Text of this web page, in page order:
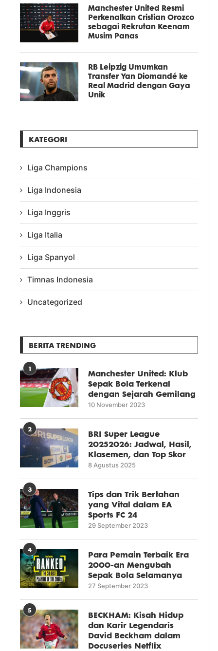
Manchester United Resmi
Perkenalkan Cristian Orozco
sebagai Rekrutan Keenam
Musim Panas
RB Leipzig Umumkan
Transfer Yan Diomandé ke
Real Madrid dengan Gaya
Unik
KATEGORI
Liga Champions
Liga Indonesia
Liga Inggris
Liga Italia
Liga Spanyol
Timnas Indonesia
Uncategorized
BERITA TRENDING
1
Manchester United: Klub
Sepak Bola Terkenal
dengan Sejarah Gemilang
10 November 2023
2
BRI Super League
20252026: Jadwal, Hasil,
Klasemen, dan Top Skor
8 Agustus 2025
3
Tips dan Trik Bertahan
yang Vital dalam EA
Sports FC 24
29 September 2023
4
Para Pemain Terbaik Era
2000-an Mengubah
Sepak Bola Selamanya
27 September 2023
5
BECKHAM: Kisah Hidup
dan Karir Legendaris
David Beckham dalam
Docuseries Netflix